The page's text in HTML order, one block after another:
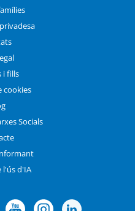
i fills
cookies
Socials
l'ús d'IA